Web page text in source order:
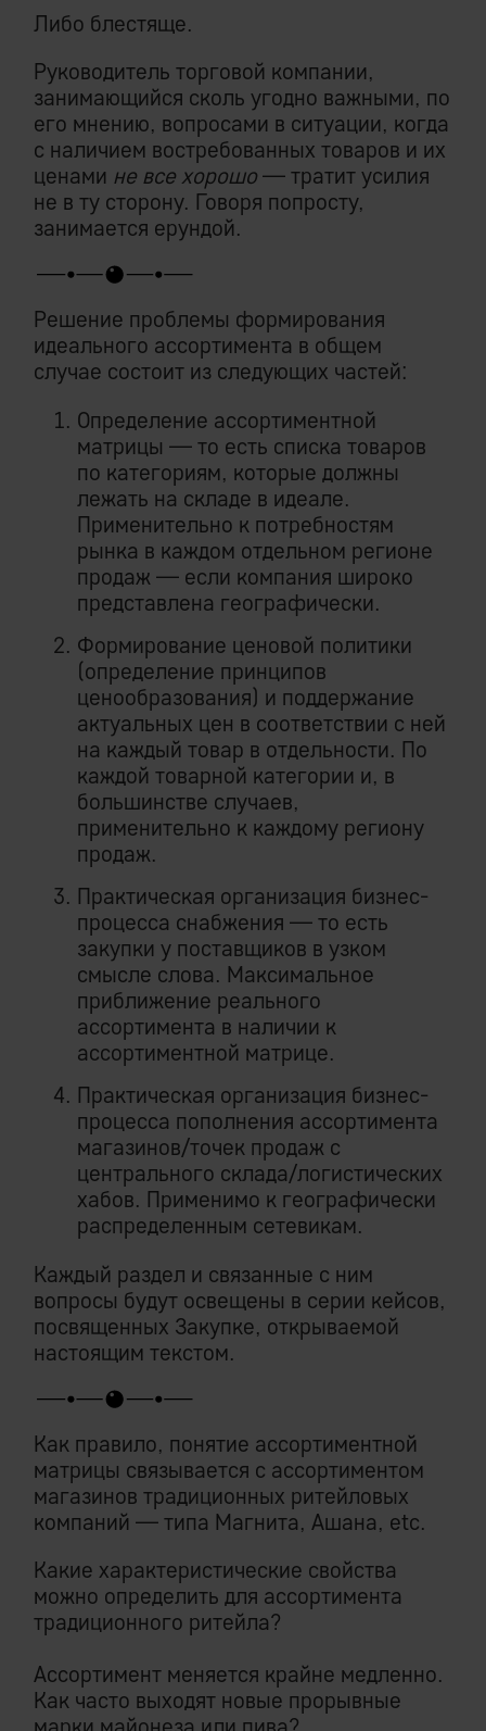
Либо блестяще.
Руководитель торговой компании,
занимающийся сколь угодно важными, по
его мнению, вопросами в ситуации, когда
с наличием востребованных товаров и их
ценами не все хорошо — тратит усилия
не в ту сторону. Говоря попросту,
занимается ерундой.
Решение проблемы формирования
идеального ассортимента в общем
случае состоит из следующих частей:
Определение ассортиментной
матрицы — то есть списка товаров
по категориям, которые должны
лежать на складе в идеале.
Применительно к потребностям
рынка в каждом отдельном регионе
продаж — если компания широко
представлена географически.
Формирование ценовой политики
(определение принципов
ценообразования) и поддержание
актуальных цен в соответствии с ней
на каждый товар в отдельности. По
каждой товарной категории и, в
большинстве случаев,
применительно к каждому региону
продаж.
Практическая организация бизнес-
процесса снабжения — то есть
закупки у поставщиков в узком
смысле слова. Максимальное
приближение реального
ассортимента в наличии к
ассортиментной матрице.
Практическая организация бизнес-
процесса пополнения ассортимента
магазинов/точек продаж с
центрального склада/логистических
хабов. Применимо к географически
распределенным сетевикам.
Каждый раздел и связанные с ним
вопросы будут освещены в серии кейсов,
посвященных Закупке, открываемой
настоящим текстом.
Как правило, понятие ассортиментной
матрицы связывается с ассортиментом
магазинов традиционных ритейловых
компаний — типа Магнита, Ашана, etc.
Какие характеристические свойства
можно определить для ассортимента
традиционного ритейла?
Ассортимент меняется крайне медленно.
Как часто выходят новые прорывные